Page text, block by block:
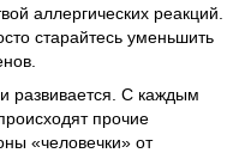
аллергических реакций.
старайтесь уменьшить
развивается. С каждым
прочие
«человечки» от